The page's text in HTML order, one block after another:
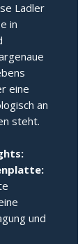
Ladler
in
eine
an
steht.
und